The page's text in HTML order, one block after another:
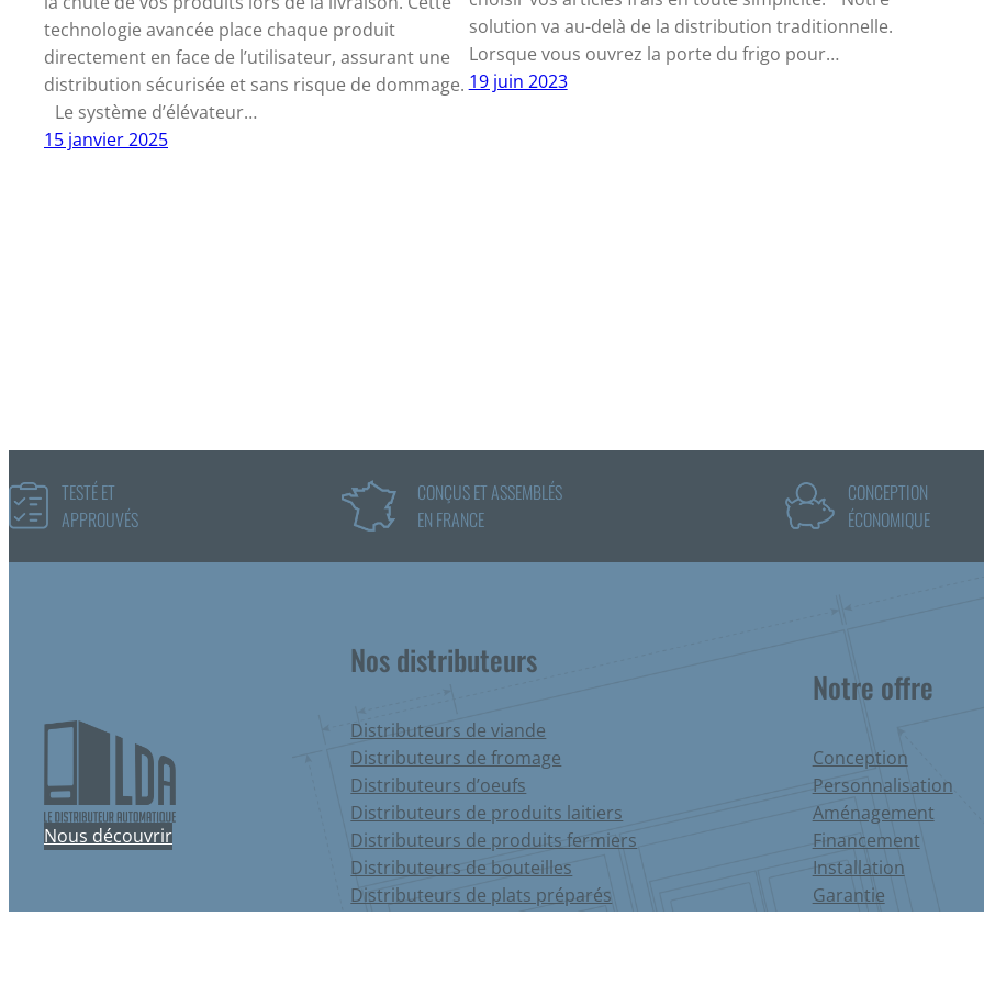
technologie avancée place chaque produit
directement en face de l’utilisateur, assurant une
distribution sécurisée et sans risque de dommage.
Le système d’élévateur…
15 janvier 2025
solution va au-delà de la distribution traditionnelle.
Lorsque vous ouvrez la porte du frigo pour…
19 juin 2023
TESTÉ ET
APPROUVÉS
CONÇUS ET ASSEMBLÉS
EN FRANCE
CONCEPTION
ÉCONOMIQUE
Nous découvrir
Nos distributeurs
Distributeurs de viande
Distributeurs de fromage
Distributeurs d’oeufs
Distributeurs de produits laitiers
Distributeurs de produits fermiers
Distributeurs de bouteilles
Distributeurs de plats préparés
Notre offre
Conception
Personnalisation
Aménagement
Financement
Installation
Garantie